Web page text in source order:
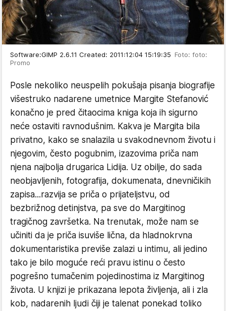
Software:GIMP 2.6.11 Created: 2011:12:04 15:19:35 Foto: foto:
Promo
Posle nekoliko neuspelih pokušaja pisanja biografije
višestruko nadarene umetnice Margite Stefanović
konačno je pred čitaocima kniga koja ih sigurno
neće ostaviti ravnodušnim. Kakva je Margita bila
privatno, kako se snalazila u svakodnevnom životu i
njegovim, često pogubnim, izazovima priča nam
njena najbolja drugarica Lidija. Uz obilje, do sada
neobjavljenih, fotografija, dokumenata, dnevničikih
zapisa...razvija se priča o prijateljstvu, od
bezbrižnog detinjstva, pa sve do Margitinog
tragičnog završetka. Na trenutak, može nam se
učiniti da je priča isuviše lična, da hladnokrvna
dokumentaristika previše zalazi u intimu, ali jedino
tako je bilo moguće reći pravu istinu o često
pogrešno tumačenim pojedinostima iz Margitinog
života. U knjizi je prikazana lepota življenja, ali i zla
kob, nadarenih ljudi čiji je talenat ponekad toliko